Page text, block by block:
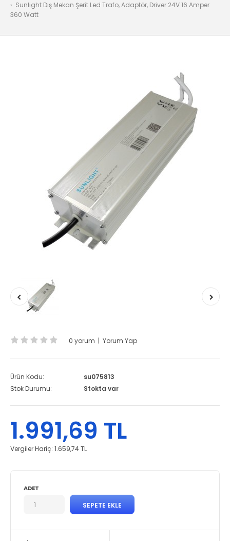
Sunlight Dış Mekan Şerit Led Trafo, Adaptör, Driver 24V 16 Amper
360 Watt
0 yorum | Yorum Yap
Ürün Kodu:
su075813
Stok Durumu:
Stokta var
1.991,69 TL
Vergiler Hariç: 1.659,74 TL
ADET